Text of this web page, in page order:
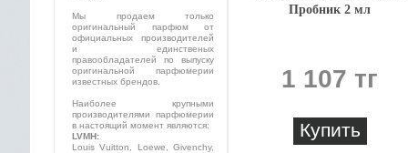
Пробник 2 мл
1 107 тг
Купить
Мы продаем только
оригинальный парфюм от
официальных производителей
и единственых
правообладателей по выпуску
оригинальной парфюмерии
известных брендов.
Наиболее крупными
производителями парфюмерии
в настоящий момент являются:
LVMH:
Louis Vuitton, Loewe, Givenchy,